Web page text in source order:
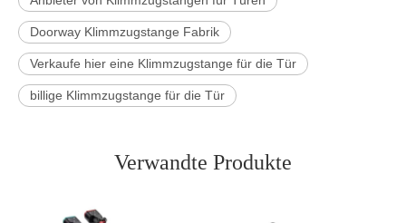
Doorway Klimmzugstange Fabrik
Verkaufe hier eine Klimmzugstange für die Tür
billige Klimmzugstange für die Tür
Verwandte Produkte